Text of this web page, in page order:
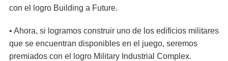
con el logro Building a Future.
• Ahora, si logramos construir uno de los edificios militares
que se encuentran disponibles en el juego, seremos
premiados con el logro Military Industrial Complex.